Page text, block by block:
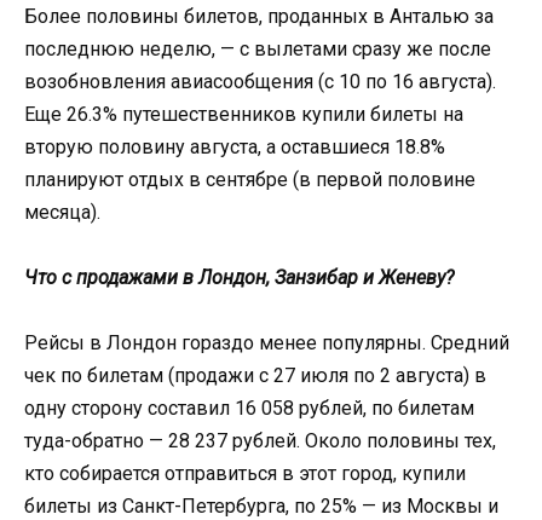
Более половины билетов, проданных в Анталью за
последнюю неделю, — с вылетами сразу же после
возобновления авиасообщения (с 10 по 16 августа).
Еще 26.3% путешественников купили билеты на
вторую половину августа, а оставшиеся 18.8%
планируют отдых в сентябре (в первой половине
месяца).
Что с продажами в Лондон, Занзибар и Женеву?
Рейсы в Лондон гораздо менее популярны. Средний
чек по билетам (продажи с 27 июля по 2 августа) в
одну сторону составил 16 058 рублей, по билетам
туда-обратно — 28 237 рублей. Около половины тех,
кто собирается отправиться в этот город, купили
билеты из Санкт-Петербурга, по 25% — из Москвы и